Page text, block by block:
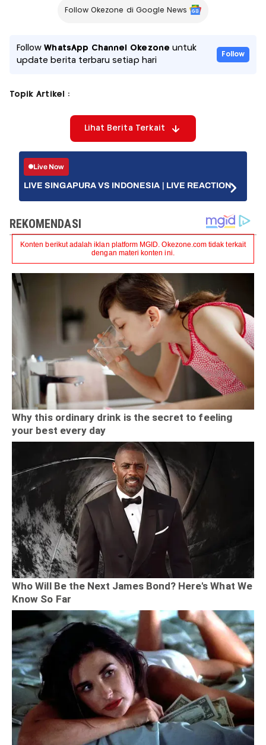
Follow Okezone di Google News
FollowWhatsApp Channel Okezone untuk
update berita terbaru setiap hari
Follow
Topik Artikel :
Lihat Berita Terkait
Live Now
LIVE SINGAPURA VS INDONESIA | LIVE REACTION